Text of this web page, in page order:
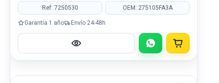
Ref: 7250530 OEM: 275105FA3A
Garantía 1 año Envío 24-48h